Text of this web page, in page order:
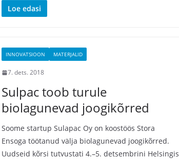
Loe edasi
INNOVATSIOON MATERJALID
7. dets. 2018
Sulpac toob turule
biolagunevad joogikõrred
Soome startup Sulapac Oy on koostöös Stora
Ensoga töötanud välja biolagunevad joogikõrred.
Uudseid kõrsi tutvustati 4.–5. detsembrini Helsingis